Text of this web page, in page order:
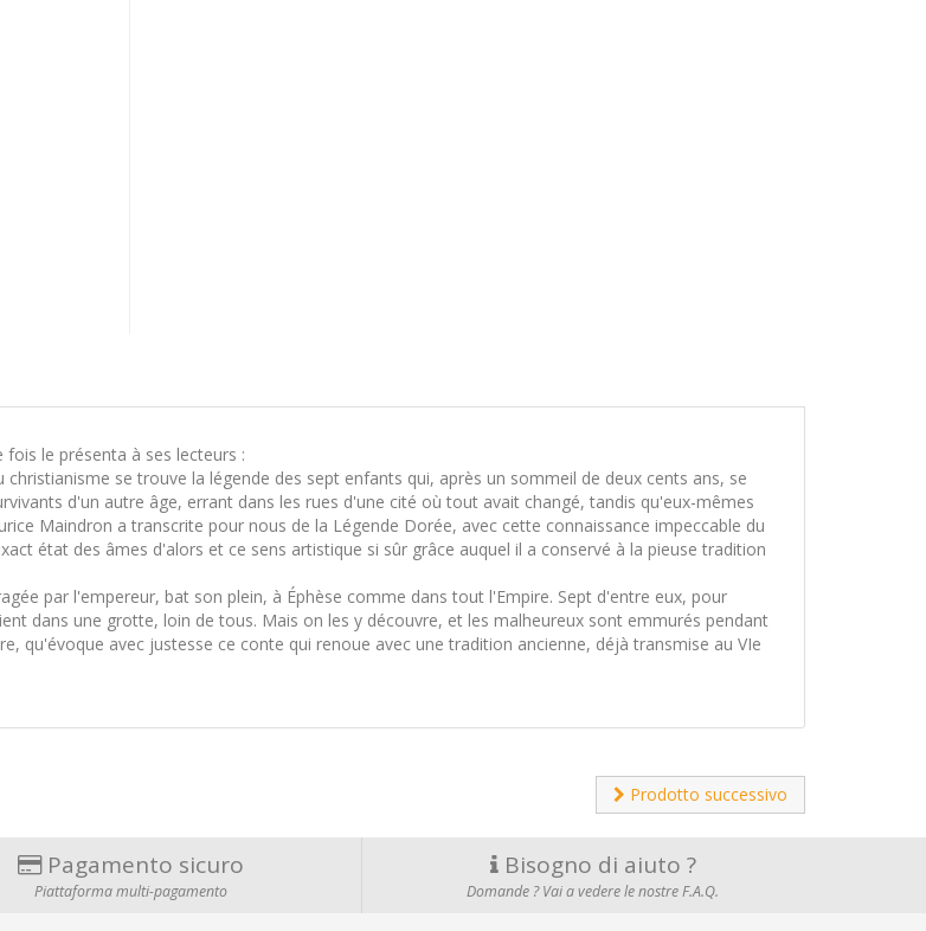
le présenta à ses lecteurs :
se trouve la légende des sept enfants qui, après un sommeil de deux cents ans, se
d'un autre âge, errant dans les rues d'une cité où tout avait changé, tandis qu'eux-mêmes
Maindron a transcrite pour nous de la Légende Dorée, avec cette connaissance impeccable du
état des âmes d'alors et ce sens artistique si sûr grâce auquel il a conservé à la pieuse tradition
par l'empereur, bat son plein, à Éphèse comme dans tout l'Empire. Sept d'entre eux, pour
dans une grotte, loin de tous. Mais on les y découvre, et les malheureux sont emmurés pendant
qu'évoque avec justesse ce conte qui renoue avec une tradition ancienne, déjà transmise au VIe
Prodotto successivo
Pagamento sicuro
Piattaforma multi-pagamento
Bisogno di aiuto ?
Domande ? Vai a vedere le nostre F.A.Q.